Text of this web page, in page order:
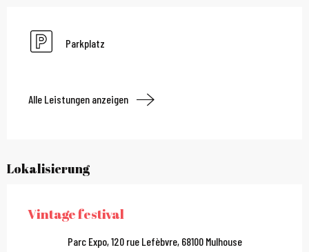
Parkplatz
Alle Leistungen anzeigen
Lokalisierung
Vintage festival
Parc Expo, 120 rue Lefèbvre, 68100 Mulhouse